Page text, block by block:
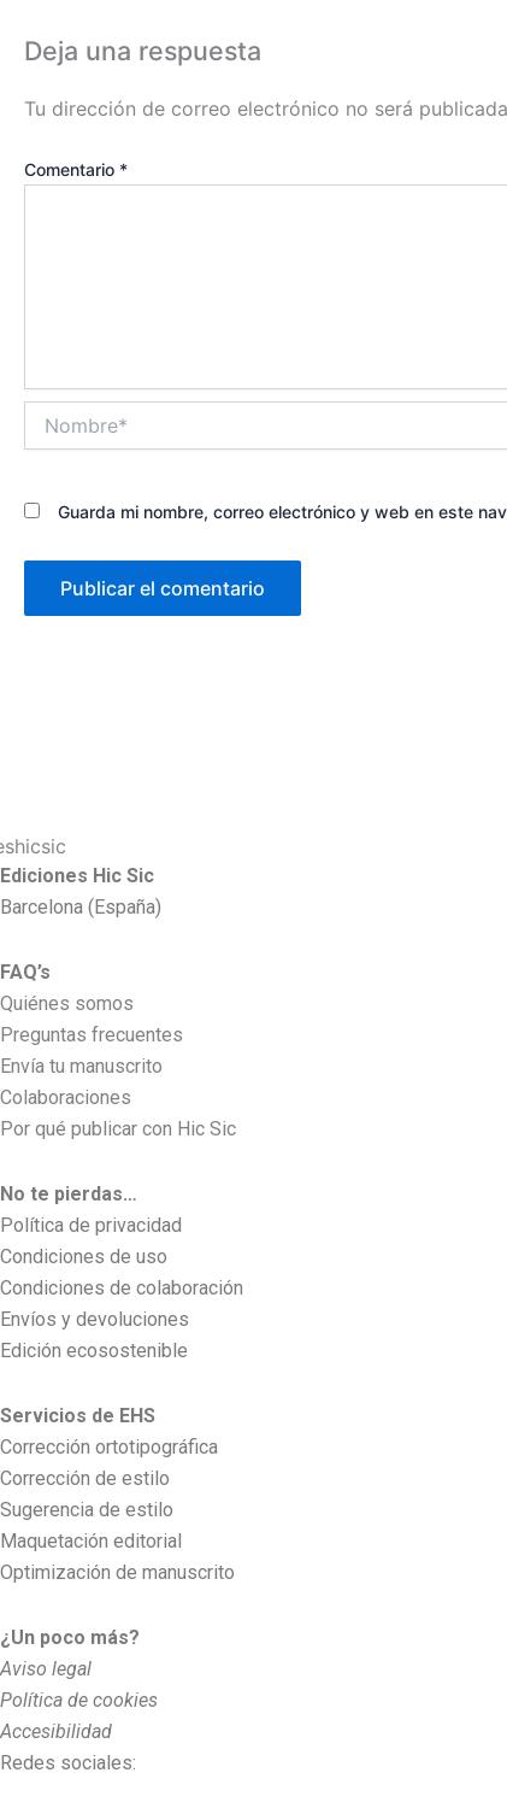
Deja una respuesta
Tu dirección de correo electrónico no será
Comentario *
Guarda mi nombre, correo electrónico y web en este
Ediciones Hic Sic
Barcelona (España)
FAQ’s
Quiénes somos
Preguntas frecuentes
Envía tu manuscrito
Colaboraciones
Por qué publicar con Hic Sic
No te pierdas…
Política de privacidad
Condiciones de uso
Condiciones de colaboración
Envíos y devoluciones
Edición ecosostenible
Servicios de EHS
Corrección ortotipográfica
Corrección de estilo
Sugerencia de estilo
Maquetación editorial
Optimización de manuscrito
¿Un poco más?
Aviso legal
Política de cookies
Accesibilidad
Redes sociales: